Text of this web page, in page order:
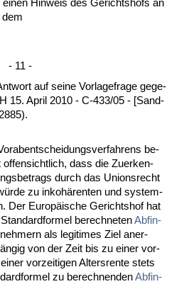
Hin­weis des Ge­richts­hofs an
- 11 -
auf sei­ne Vor­la­ge­fra­ge ge­ge­
15. April 2010 - C-433/05 - [Sand­
be­
of­fen­sicht­lich, dass die Zu­er­ken­
durch das Uni­ons­recht
zu in­kohären­ten und sys­tem­
Der Eu­ropäische Ge­richts­hof hat
be­rech­ne­tenAb­fin­
als le­gi­ti­mes Ziel an­er­
von der Zeit bis zu ei­ner vor­
vor­zei­ti­gen Al­ters­ren­te stets
zu be­rech­nen­denAb­fin­